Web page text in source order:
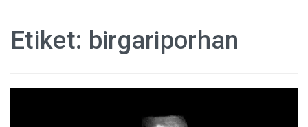
Etiket: birgariporhan